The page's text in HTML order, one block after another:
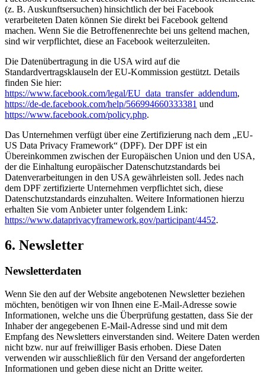
(z. B. Auskunftsersuchen) hinsichtlich der bei Facebook
verarbeiteten Daten können Sie direkt bei Facebook geltend
machen. Wenn Sie die Betroffenenrechte bei uns geltend machen,
sind wir verpflichtet, diese an Facebook weiterzuleiten.
Die Datenübertragung in die USA wird auf die
Standardvertragsklauseln der EU-Kommission gestützt. Details
finden Sie hier:
https://www.facebook.com/legal/EU_data_transfer_addendum,
https://de-de.facebook.com/help/566994660333381 und
https://www.facebook.com/policy.php.
Das Unternehmen verfügt über eine Zertifizierung nach dem „EU-
US Data Privacy Framework“ (DPF). Der DPF ist ein
Übereinkommen zwischen der Europäischen Union und den USA,
der die Einhaltung europäischer Datenschutzstandards bei
Datenverarbeitungen in den USA gewährleisten soll. Jedes nach
dem DPF zertifizierte Unternehmen verpflichtet sich, diese
Datenschutzstandards einzuhalten. Weitere Informationen hierzu
erhalten Sie vom Anbieter unter folgendem Link:
https://www.dataprivacyframework.gov/participant/4452.
6. Newsletter
Newsletter­daten
Wenn Sie den auf der Website angebotenen Newsletter beziehen
möchten, benötigen wir von Ihnen eine E-Mail-Adresse sowie
Informationen, welche uns die Überprüfung gestatten, dass Sie der
Inhaber der angegebenen E-Mail-Adresse sind und mit dem
Empfang des Newsletters einverstanden sind. Weitere Daten werden
nicht bzw. nur auf freiwilliger Basis erhoben. Diese Daten
verwenden wir ausschließlich für den Versand der angeforderten
Informationen und geben diese nicht an Dritte weiter.